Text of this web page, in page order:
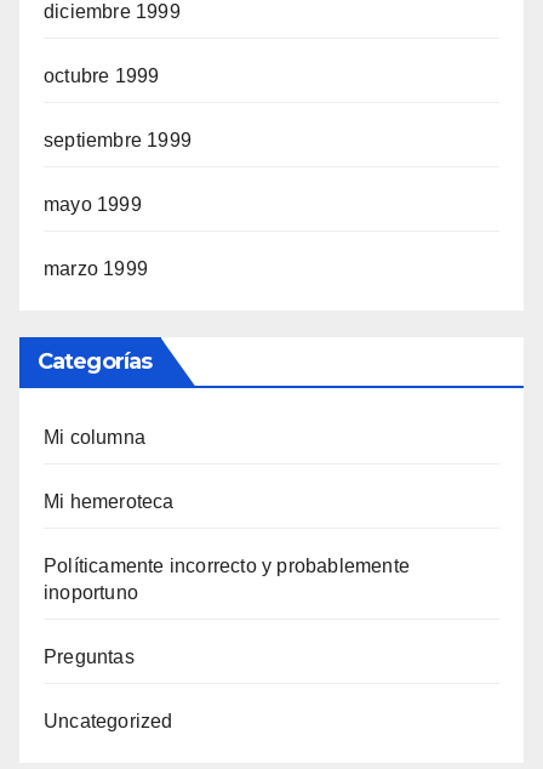
diciembre 1999
octubre 1999
septiembre 1999
mayo 1999
marzo 1999
Categorías
Mi columna
Mi hemeroteca
Polí­ticamente incorrecto y probablemente
inoportuno
Preguntas
Uncategorized